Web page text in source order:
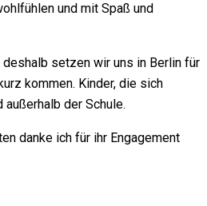
und mit Spaß und
setzen wir uns in Berlin für
kommen. Kinder, die sich
der Schule.
danke ich für ihr Engagement